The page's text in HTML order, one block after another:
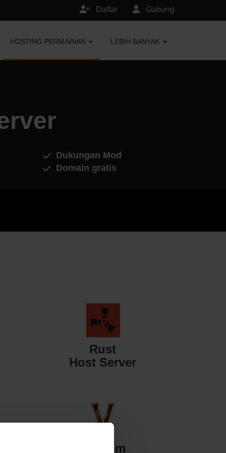
Gabung
Daftar
HOSTING PERMAINAN LEBIH BANYAK
Dukungan Mod
Domain gratis
Rust
Host Server
Valheim